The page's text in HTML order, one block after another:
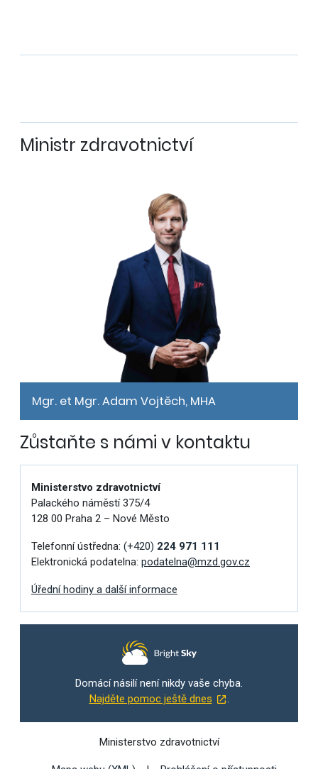
Ministr zdravotnictví
Mgr. et Mgr. Adam Vojtěch, MHA
Zůstaňte s námi v kontaktu
Ministerstvo zdravotnictví
Palackého náměstí 375/4
128 00 Praha 2 – Nové Město
Telefonní ústředna: (+420) 224 971 111
Elektronická podatelna: podatelna@mzd.gov.cz
Úřední hodiny a další informace
Domácí násilí není nikdy vaše chyba.
Najděte pomoc ještě dnes
Ministerstvo zdravotnictví